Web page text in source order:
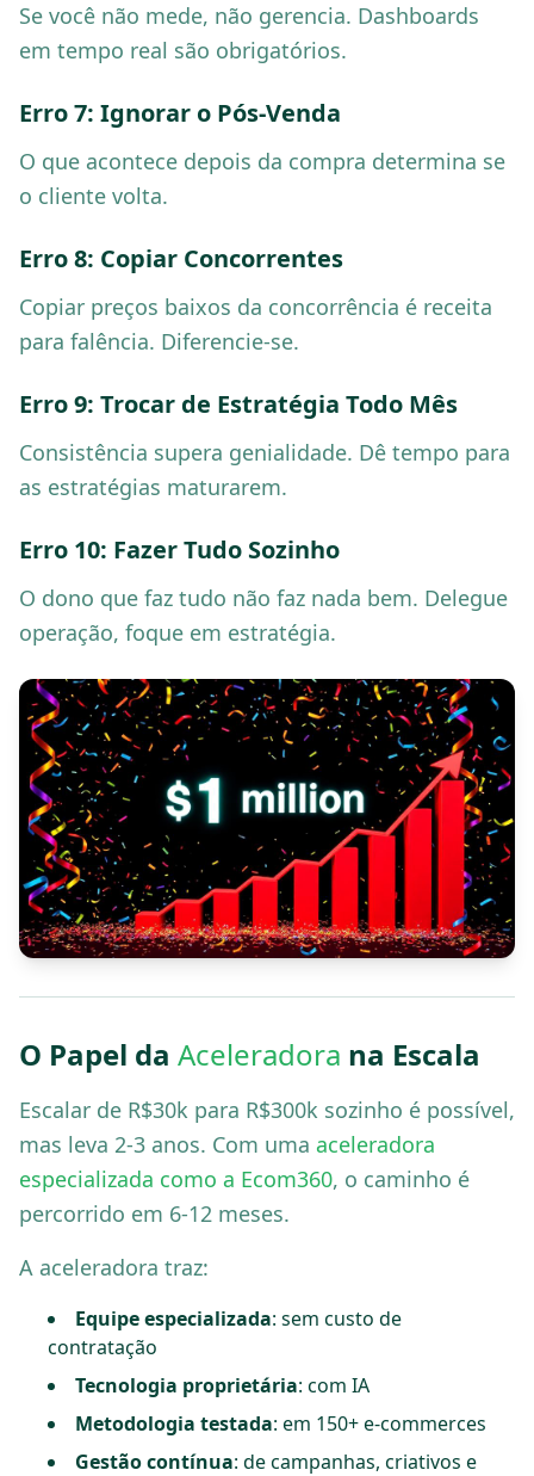
Se você não mede, não gerencia. Dashboards
em tempo real são obrigatórios.
Erro 7: Ignorar o Pós-Venda
O que acontece depois da compra determina se
o cliente volta.
Erro 8: Copiar Concorrentes
Copiar preços baixos da concorrência é receita
para falência. Diferencie-se.
Erro 9: Trocar de Estratégia Todo Mês
Consistência supera genialidade. Dê tempo para
as estratégias maturarem.
Erro 10: Fazer Tudo Sozinho
O dono que faz tudo não faz nada bem. Delegue
operação, foque em estratégia.
O Papel da Aceleradora na Escala
Escalar de R$30k para R$300k sozinho é possível,
mas leva 2-3 anos. Com uma aceleradora
especializada como a Ecom360, o caminho é
percorrido em 6-12 meses.
A aceleradora traz:
Equipe especializada: sem custo de
contratação
Tecnologia proprietária: com IA
Metodologia testada: em 150+ e-commerces
Gestão contínua: de campanhas, criativos e